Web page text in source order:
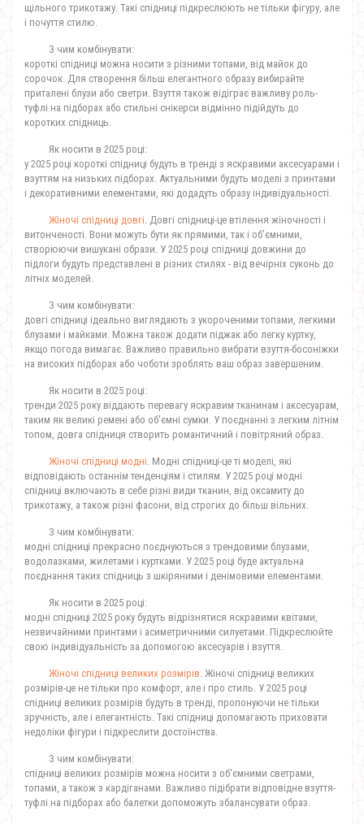
щільного трикотажу. Такі спідниці підкреслюють не тільки фігуру, але
і почуття стилю.
З чим комбінувати:
короткі спідниці можна носити з різними топами, від майок до
сорочок. Для створення більш елегантного образу вибирайте
приталені блузи або светри. Взуття також відіграє важливу роль-
туфлі на підборах або стильні снікерси відмінно підійдуть до
коротких спідниць.
Як носити в 2025 році:
у 2025 році короткі спідниці будуть в тренді з яскравими аксесуарами і
взуттям на низьких підборах. Актуальними будуть моделі з принтами
і декоративними елементами, які додадуть образу індивідуальності.
Жіночі спідниці довгі . Довгі спідниці-це втілення жіночності і
витонченості. Вони можуть бути як прямими, так і об'ємними,
створюючи вишукані образи. У 2025 році спідниці довжини до
підлоги будуть представлені в різних стилях - від вечірніх суконь до
літніх моделей.
З чим комбінувати:
довгі спідниці ідеально виглядають з укороченими топами, легкими
блузами і майками. Можна також додати піджак або легку куртку,
якщо погода вимагає. Важливо правильно вибрати взуття-босоніжки
на високих підборах або чоботи зроблять ваш образ завершеним.
Як носити в 2025 році:
тренди 2025 року віддають перевагу яскравим тканинам і аксесуарам,
таким як великі ремені або об'ємні сумки. У поєднанні з легким літнім
топом, довга спідниця створить романтичний і повітряний образ.
Жіночі спідниці модні . Модні спідниці-це ті моделі, які
відповідають останнім тенденціям і стилям. У 2025 році модні
спідниці включають в себе різні види тканин, від оксамиту до
трикотажу, а також різні фасони, від строгих до більш вільних.
З чим комбінувати:
модні спідниці прекрасно поєднуються з трендовими блузами,
водолазками, жилетами і куртками. У 2025 році буде актуальна
поєднання таких спідниць з шкіряними і денімовими елементами.
Як носити в 2025 році:
модні спідниці 2025 року будуть відрізнятися яскравими квітами,
незвичайними принтами і асиметричними силуетами. Підкреслюйте
свою індивідуальність за допомогою аксесуарів і взуття.
Жіночі спідниці великих розмірів . Жіночі спідниці великих
розмірів-це не тільки про комфорт, але і про стиль. У 2025 році
спідниці великих розмірів будуть в тренді, пропонуючи не тільки
зручність, але і елегантність. Такі спідниці допомагають приховати
недоліки фігури і підкреслити достоїнства.
З чим комбінувати:
спідниці великих розмірів можна носити з об'ємними светрами,
топами, а також з кардіганами. Важливо підібрати відповідне взуття-
туфлі на підборах або балетки допоможуть збалансувати образ.